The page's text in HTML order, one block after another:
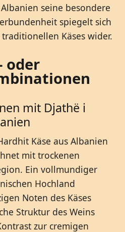
seine besondere
spiegelt sich
Käses wider.
oder
mit Djathë i
Käse aus Albanien
mit trockenen
Ein vollmundiger
Hochland
Noten des Käses
Struktur des Weins
zur cremigen